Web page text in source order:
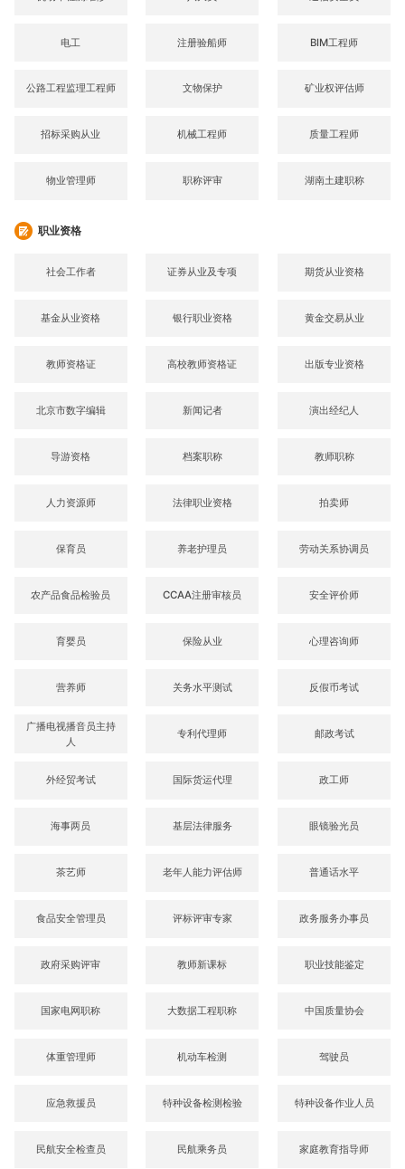
电工 注册验船师 BIM工程师
公路工程监理工程师 文物保护 矿业权评估师
招标采购从业 机械工程师 质量工程师
物业管理师 职称评审 湖南土建职称
职业资格
社会工作者 证券从业及专项 期货从业资格
基金从业资格 银行职业资格 黄金交易从业
教师资格证 高校教师资格证 出版专业资格
北京市数字编辑 新闻记者 演出经纪人
导游资格 档案职称 教师职称
人力资源师 法律职业资格 拍卖师
保育员 养老护理员 劳动关系协调员
农产品食品检验员 CCAA注册审核员 安全评价师
育婴员 保险从业 心理咨询师
营养师 关务水平测试 反假币考试
广播电视播音员主持
人
专利代理师 邮政考试
外经贸考试 国际货运代理 政工师
海事两员 基层法律服务 眼镜验光员
茶艺师 老年人能力评估师 普通话水平
食品安全管理员 评标评审专家 政务服务办事员
政府采购评审 教师新课标 职业技能鉴定
国家电网职称 大数据工程职称 中国质量协会
体重管理师 机动车检测 驾驶员
应急救援员 特种设备检测检验 特种设备作业人员
民航安全检查员 民航乘务员 家庭教育指导师